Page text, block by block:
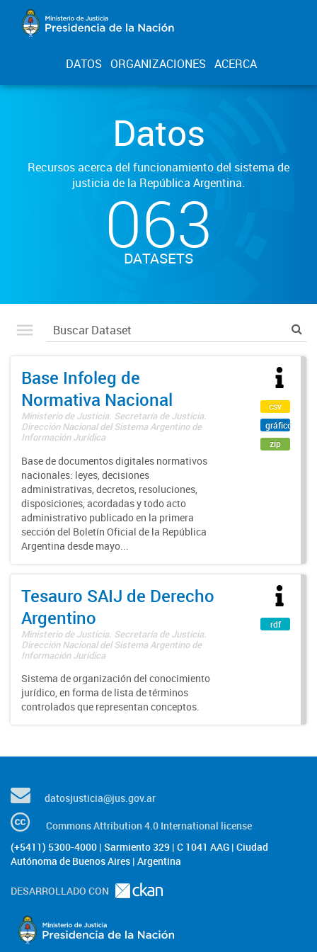
DATOS ORGANIZACIONES ACERCA
Datos
Recursos acerca del funcionamiento del sistema de
justicia de la República Argentina.
063
DATASETS
Base Infoleg de
Normativa Nacional
Ministerio de Justicia. Secretaría de Justicia.
Dirección Nacional del Sistema Argentino de
Información Jurídica
Base de documentos digitales normativos
nacionales: leyes, decisiones
administrativas, decretos, resoluciones,
disposiciones, acordadas y todo acto
administrativo publicado en la primera
sección del Boletín Oficial de la República
Argentina desde mayo...
csv
gráfico
zip
Tesauro SAIJ de Derecho
Argentino
Ministerio de Justicia. Secretaría de Justicia.
Dirección Nacional del Sistema Argentino de
Información Jurídica
Sistema de organización del conocimiento
jurídico, en forma de lista de términos
controlados que representan conceptos.
rdf
datosjusticia@jus.gov.ar
Commons Attribution 4.0 International license
(+5411) 5300-4000 | Sarmiento 329 | C 1041 AAG | Ciudad
Autónoma de Buenos Aires | Argentina
DESARROLLADO CON